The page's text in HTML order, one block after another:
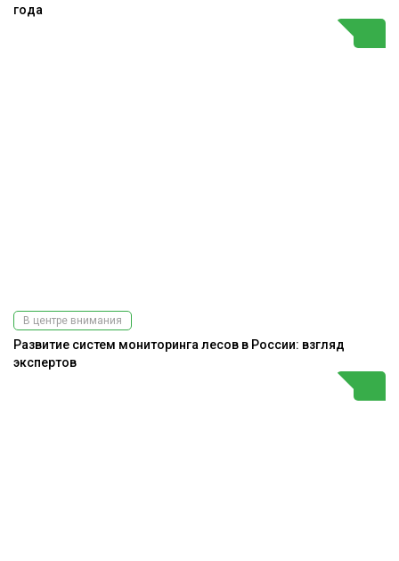
года
В центре внимания
Развитие систем мониторинга лесов в России: взгляд
экспертов